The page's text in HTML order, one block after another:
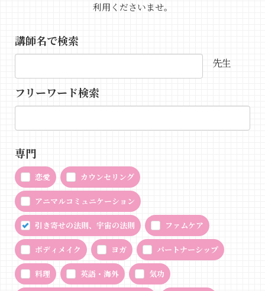
利用くださいませ。
講師名で検索
先生
フリーワード検索
専門
恋愛 カウンセリング
アニマルコミュニケーション
引き寄せの法則、宇宙の法則 ファムケア
ボディメイク ヨガ パートナーシップ
料理 英語・海外 気功